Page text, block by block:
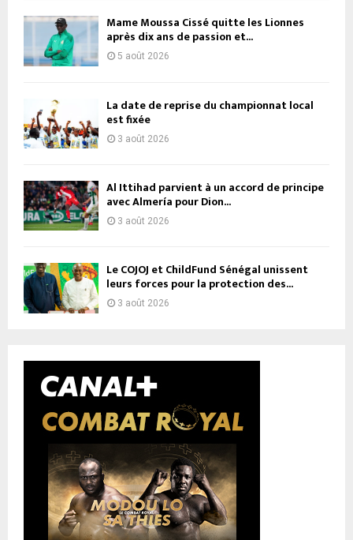
Mame Moussa Cissé quitte les Lionnes
après dix ans de passion et...
5 août 2026
La date de reprise du championnat local
est fixée
3 août 2026
Al Ittihad parvient à un accord de principe
avec Almería pour Dion...
3 août 2026
Le COJOJ et ChildFund Sénégal unissent
leurs forces pour la protection des...
3 août 2026